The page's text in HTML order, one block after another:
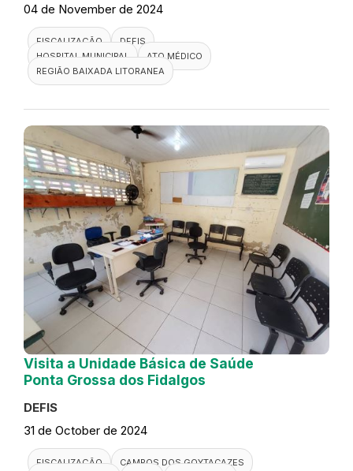
04 de November de 2024
FISCALIZAÇÃO
DEFIS
HOSPITAL MUNICIPAL
ATO MÉDICO
REGIÃO BAIXADA LITORANEA
Visita a Unidade Básica de Saúde
Ponta Grossa dos Fidalgos
DEFIS
31 de October de 2024
FISCALIZAÇÃO
CAMPOS DOS GOYTACAZES